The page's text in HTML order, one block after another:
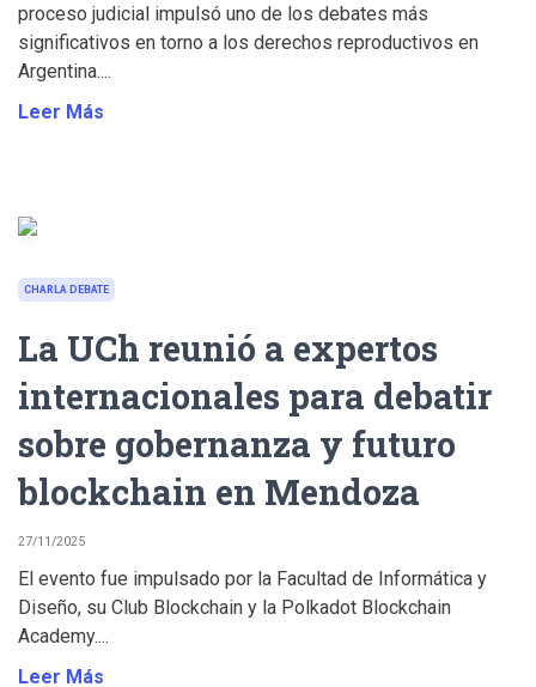
proceso judicial impulsó uno de los debates más
significativos en torno a los derechos reproductivos en
Argentina....
Leer Más
CHARLA DEBATE
La UCh reunió a expertos
internacionales para debatir
sobre gobernanza y futuro
blockchain en Mendoza
27/11/2025
El evento fue impulsado por la Facultad de Informática y
Diseño, su Club Blockchain y la Polkadot Blockchain
Academy....
Leer Más